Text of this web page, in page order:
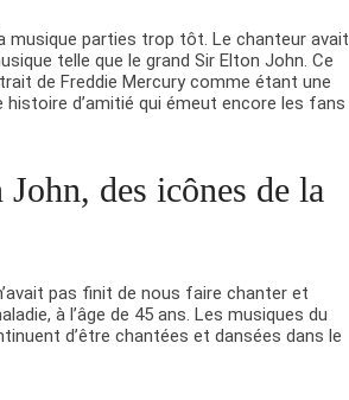
musique parties trop tôt. Le chanteur avait
telle que le grand Sir Elton John. Ce
de Freddie Mercury comme étant une
d’amitié qui émeut encore les fans
des icônes de la
pas finit de nous faire chanter et
à l’âge de 45 ans. Les musiques du
d’être chantées et dansées dans le